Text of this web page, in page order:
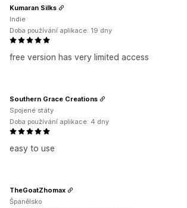
free version has very limited access
Kumaran Silks
Indie
Doba používání aplikace: 19 dny
easy to use
Southern Grace Creations
Spojené státy
Doba používání aplikace: 4 dny
TheGoatZhomax
Španělsko